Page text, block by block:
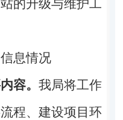
的升级与维护工
息情况
容。 我局将工作
程、建设项目环